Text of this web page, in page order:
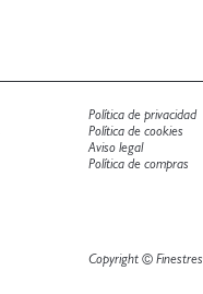
Política de privacidad
Política de cookies
Aviso legal
Política de compras
Copyright © Finestres